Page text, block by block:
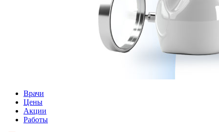
Врачи
Цены
Акции
Работы